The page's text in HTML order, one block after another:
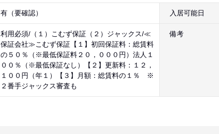
有（要確認） 入居可能日
利用必須/（１）こむず保証（２）ジャックス/≪
保証会社≫こむず保証【１】初回保証料：総賃料
の５０％（※最低保証料２０，０００円）法人１
００％（※最低保証なし）【２】更新料：１２，
１００円（年１）【３】月額：総賃料の１％ ※
２番手ジャックス審査も
備考